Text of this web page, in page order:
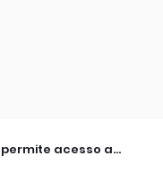
permite acesso a